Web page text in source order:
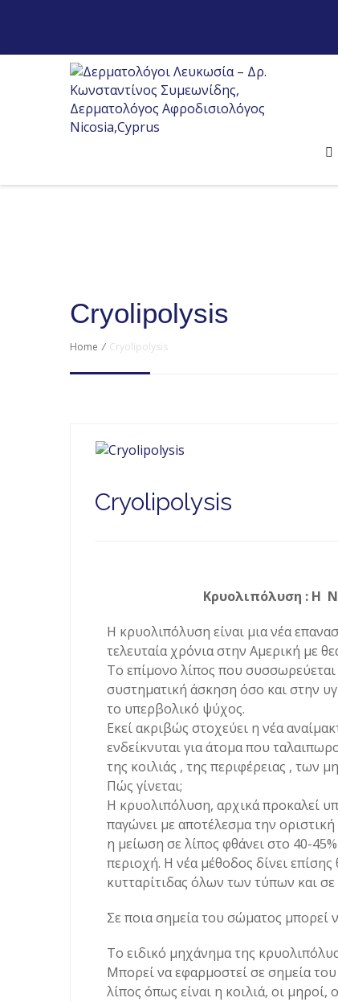
Cryolipolysis
Home / Cryolipolysis
Cryolipolysis
Κρυολιπόλυση : Η
Η κρυολιπόλυση είναι μια νέα
τελευταία χρόνια στην Αμερική με
Το επίμονο λίπος που
συστηματική άσκηση όσο και στην
το υπερβολικό ψύχος.
Εκεί ακριβώς στοχεύει η νέα
ενδείκνυται για άτομα που
της κοιλιάς , της περιφέρειας , των
Πώς γίνεται;
Η κρυολιπόλυση, αρχικά προκαλεί
παγώνει με αποτέλεσμα την
η μείωση σε λίπος φθάνει στο 40-
περιοχή. Η νέα μέθοδος δίνει
κυτταρίτιδας όλων των τύπων και σε
Σε ποια σημεία του σώματος μπορεί
Το ειδικό μηχάνημα της
Μπορεί να εφαρμοστεί σε σημεία
λίπος όπως είναι η κοιλιά, οι μηροί,